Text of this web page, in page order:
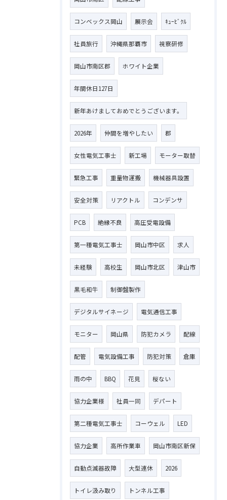
コンベックス岡山 展示会 ｷｭｰﾋﾞｸﾙ
社員旅行 沖縄県那覇市 視察研修
岡山市南区郡 ホワイト企業
年間休日127日
新年あけましておめでとうございます。
2026年 仲間を増やしたい 郡
女性電気工事士 新工場 モーター取替
緊急工事 重量物運搬 機械器具設置
安全対策 リアクトル コンデンサ
PCB 絶縁不良 高圧受電設備
第一種電気工事士 岡山市中区 求人
未経験 高校生 岡山市北区 津山市
黒毛和牛 制御盤製作
デジタルサイネージ 電気通信工事
モニター 岡山県 防犯カメラ 配線
配管 電気設備工事 防犯対策 倉庫
雨の中 BBQ 花見 桜ない
協力企業様 社員一同 デパート
第二種電気工事士 コーウェル LED
協力企業 高所作業車 岡山市南区新保
自動点滅器故障 大型連休 2026
トイレ汲み取り トンネル工事
お問い合わせはこちら